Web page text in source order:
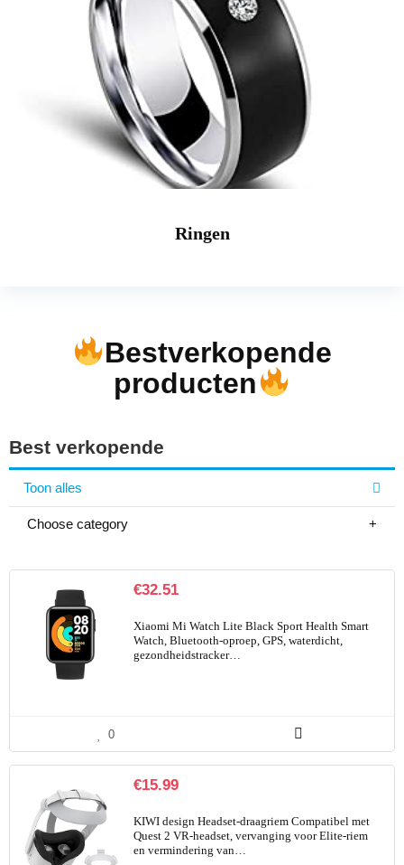
Ringen
Bestverkopende
producten
Best verkopende
Toon alles
Choose category
€32.51
Xiaomi Mi Watch Lite Black Sport Health Smart
Watch, Bluetooth-oproep, GPS, waterdicht,
gezondheidstracker…
0
€15.99
KIWI design Headset-draagriem Compatibel met
Quest 2 VR-headset, vervanging voor Elite-riem
en vermindering van…